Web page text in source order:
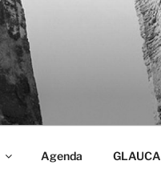
Agenda GLAUCA